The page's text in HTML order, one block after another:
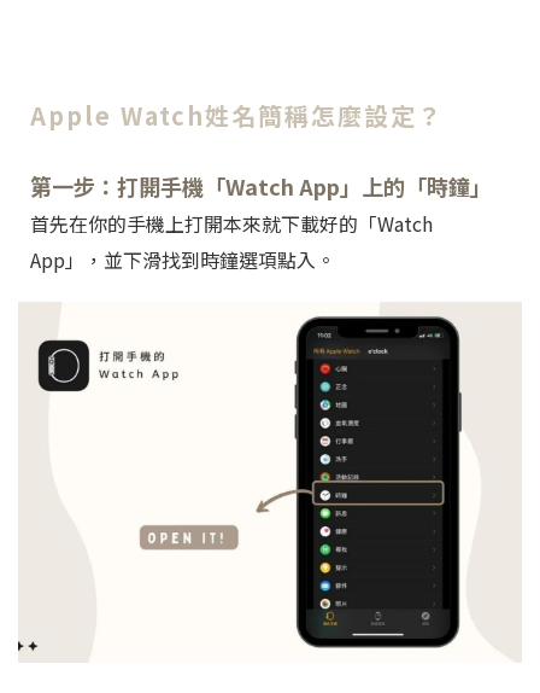
Apple Watch姓名簡稱怎麼設定？
第一步：打開手機「Watch App」上的「時鐘」
首先在你的手機上打開本來就下載好的「Watch
App」，並下滑找到時鐘選項點入。